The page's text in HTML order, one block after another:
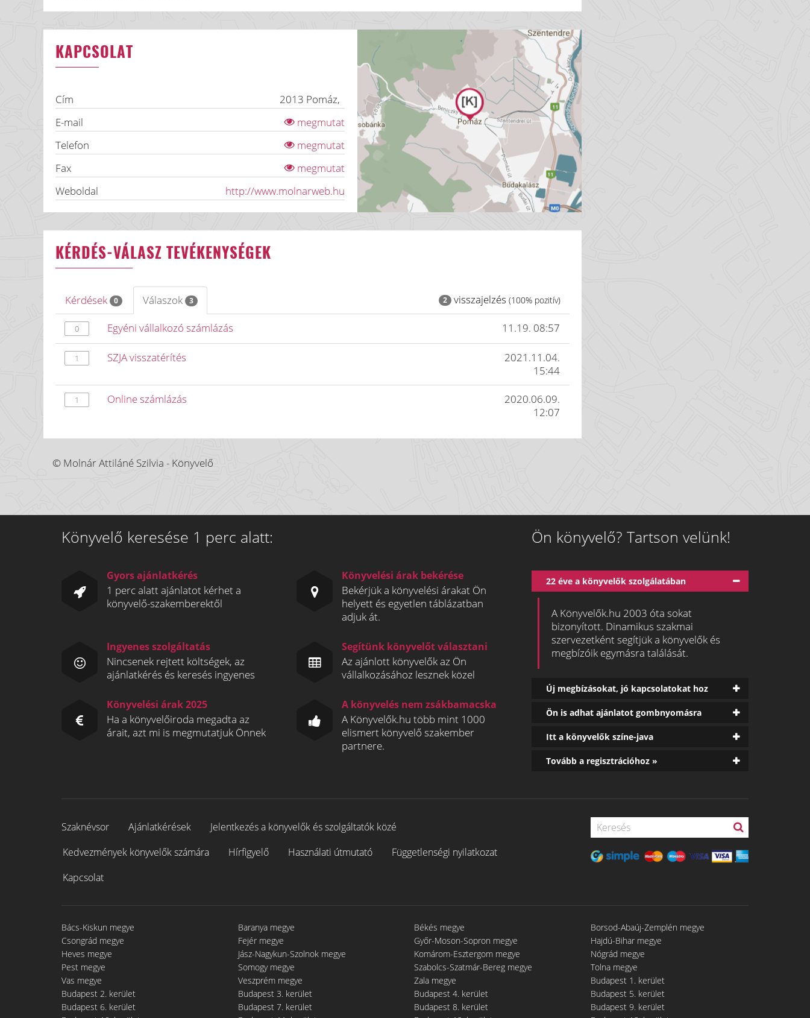
KAPCSOLAT
Cím 2013 Pomáz,
E-mail
megmutat
Telefon
megmutat
Fax
megmutat
Weboldal
http://www.molnarweb.hu
KÉRDÉS-VÁLASZ TEVÉKENYSÉGEK
Kérdések 0 Válaszok 3 2 visszajelzés (100% pozitív)
0 Egyéni vállalkozó számlázás 11.19. 08:57
1 SZJA visszatérítés
2021.11.04.
15:44
1 Online számlázás
2020.06.09.
12:07
© Molnár Attiláné Szilvia - Könyvelő
Könyvelő keresése 1 perc alatt:
Gyors ajánlatkérés
1 perc alatt ajánlatot kérhet a
könyvelő-szakemberektől
Könyvelési árak bekérése
Bekérjük a könyvelési árakat Ön
helyett és egyetlen táblázatban
adjuk át.
Ingyenes szolgáltatás
Nincsenek rejtett költségek, az
ajánlatkérés és keresés ingyenes
Segítünk könyvelőt választani
Az ajánlott könyvelők az Ön
vállalkozásához lesznek közel
Könyvelési árak 2025
Ha a könyvelőiroda megadta az
árait, azt mi is megmutatjuk Önnek
A könyvelés nem zsákbamacska
A Könyvelők.hu több mint 1000
elismert könyvelő szakember
partnere.
Ön könyvelő? Tartson velünk!
22 éve a könyvelők szolgálatában
A Könyvelők.hu 2003 óta sokat
bizonyított. Dinamikus szakmai
szervezetként segítjük a könyvelők és
megbízóik egymásra találását.
Új megbízásokat, jó kapcsolatokat hoz
Ön is adhat ajánlatot gombnyomásra
Itt a könyvelők színe-java
Tovább a regisztrációhoz »
Szaknévsor Ajánlatkérések
Jelentkezés a könyvelők és szolgáltatók közé
Kedvezmények könyvelők számára
Hírfigyelő Használati útmutató
Függetlenségi nyilatkozat
Kapcsolat
Bács-Kiskun megye Baranya megye Békés megye
Borsod-Abaúj-Zemplén megye
Csongrád megye
Fejér megye Győr-Moson-Sopron megye
Hajdú-Bihar megye
Heves megye
Jász-Nagykun-Szolnok megye Komárom-Esztergom megye
Nógrád megye
Pest megye
Somogy megye Szabolcs-Szatmár-Bereg megye
Tolna megye
Vas megye
Veszprém megye Zala megye
Budapest 1. kerület
Budapest 2. kerület
Budapest 3. kerület Budapest 4. kerület
Budapest 5. kerület
Budapest 6. kerület
Budapest 7. kerület Budapest 8. kerület
Budapest 9. kerület